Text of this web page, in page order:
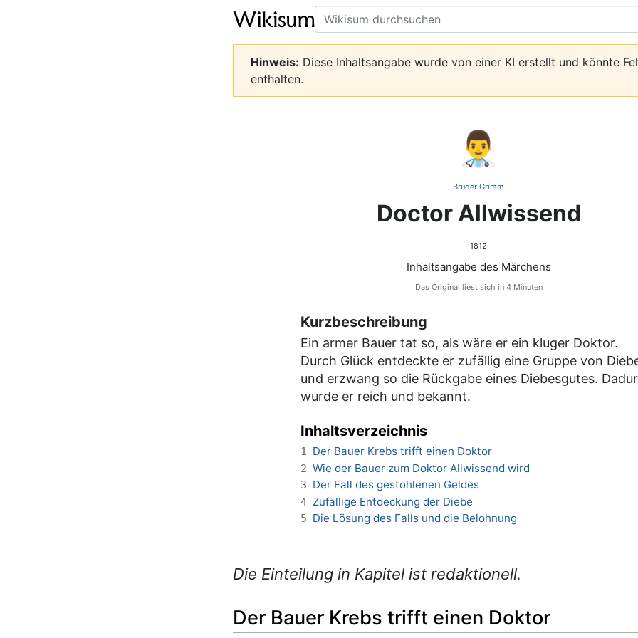
Suche
Hinweis: Diese Inhaltsangabe wurde von einer KI erstellt und könnte
enthalten.
👨‍⚕️
Brüder Grimm
Doctor Allwissend
1812
Inhaltsangabe des Märchens
Das Original liest sich in 4 Minuten
Kurzbeschreibung
Ein armer Bauer tat so, als wäre er ein kluger Doktor.
Durch Glück entdeckte er zufällig eine Gruppe von
und erzwang so die Rückgabe eines Diebesgutes.
wurde er reich und bekannt.
Inhaltsverzeichnis
1 Der Bauer Krebs trifft einen Doktor
2 Wie der Bauer zum Doktor Allwissend wird
3 Der Fall des gestohlenen Geldes
4 Zufällige Entdeckung der Diebe
5 Die Lösung des Falls und die Belohnung
Die Einteilung in Kapitel ist redaktionell.
Der Bauer Krebs trifft einen Doktor